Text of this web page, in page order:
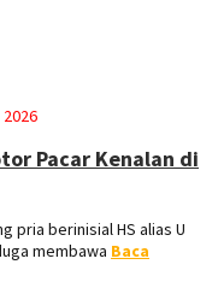
Pacar Kenalan di
pria berinisial HS alias U
membawa Baca